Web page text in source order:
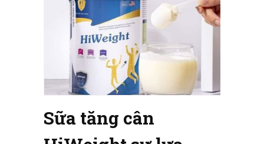
Sữa tăng cân